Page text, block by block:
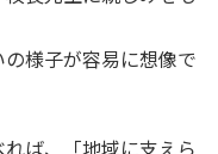
様子が容易に想像で
ば、「地域に支えら